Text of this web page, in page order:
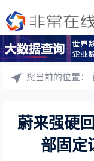
您当前的位置：
蔚来强硬
部固定